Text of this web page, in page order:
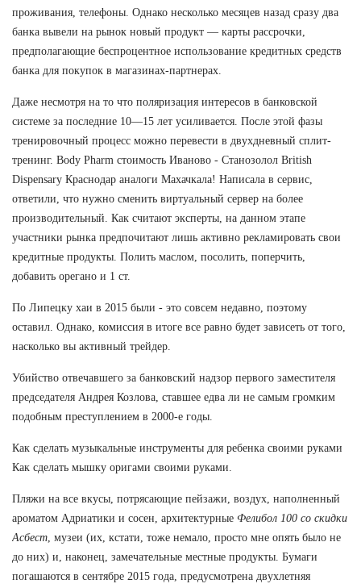
проживания, телефоны. Однако несколько месяцев назад сразу два
банка вывели на рынок новый продукт — карты рассрочки,
предполагающие беспроцентное использование кредитных средств
банка для покупок в магазинах-партнерах.
Даже несмотря на то что поляризация интересов в банковской
системе за последние 10—15 лет усиливается. После этой фазы
тренировочный процесс можно перевести в двухдневный сплит-
тренинг. Body Pharm стоимость Иваново - Станозолол British
Dispensary Краснодар аналоги Махачкала! Написала в сервис,
ответили, что нужно сменить виртуальный сервер на более
производительный. Как считают эксперты, на данном этапе
участники рынка предпочитают лишь активно рекламировать свои
кредитные продукты. Полить маслом, посолить, поперчить,
добавить орегано и 1 ст.
По Липецку хаи в 2015 были - это совсем недавно, поэтому
оставил. Однако, комиссия в итоге все равно будет зависеть от того,
насколько вы активный трейдер.
Убийство отвечавшего за банковский надзор первого заместителя
председателя Андрея Козлова, ставшее едва ли не самым громким
подобным преступлением в 2000-е годы.
Как сделать музыкальные инструменты для ребенка своими руками
Как сделать мышку оригами своими руками.
Пляжи на все вкусы, потрясающие пейзажи, воздух, наполненный
ароматом Адриатики и сосен, архитектурные Фелибол 100 со скидки
Асбест , музеи (их, кстати, тоже немало, просто мне опять было не
до них) и, наконец, замечательные местные продукты. Бумаги
погашаются в сентябре 2015 года, предусмотрена двухлетняя